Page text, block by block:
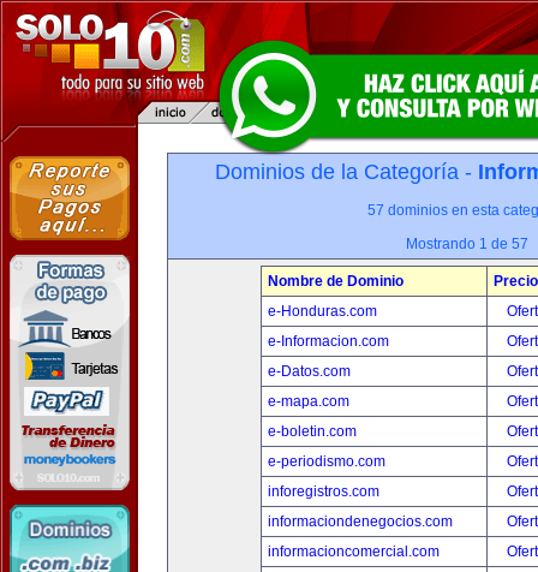
Dominios de la Categoría -
57 dominios en esta
Mostrando 1 de 57
Nombre de Dominio
Precio
e-Honduras.com
e-Informacion.com
e-Datos.com
e-mapa.com
e-boletin.com
e-periodismo.com
inforegistros.com
informaciondenegocios.com
informacioncomercial.com